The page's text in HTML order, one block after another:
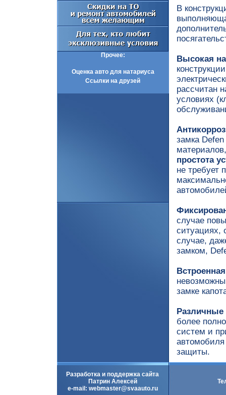
Прочее:
Оценка авто для натариуса
Ссылки на друзей
В
Высокая
рассчитан
условиях
замка
простота
не требует
случае
ситуациях,
случае,
замком,
замке
Различные
более
систем и
защиты.
Разработка и поддержка сайта
Патрин Алексей
e-mail: webmaster@svaauto.ru